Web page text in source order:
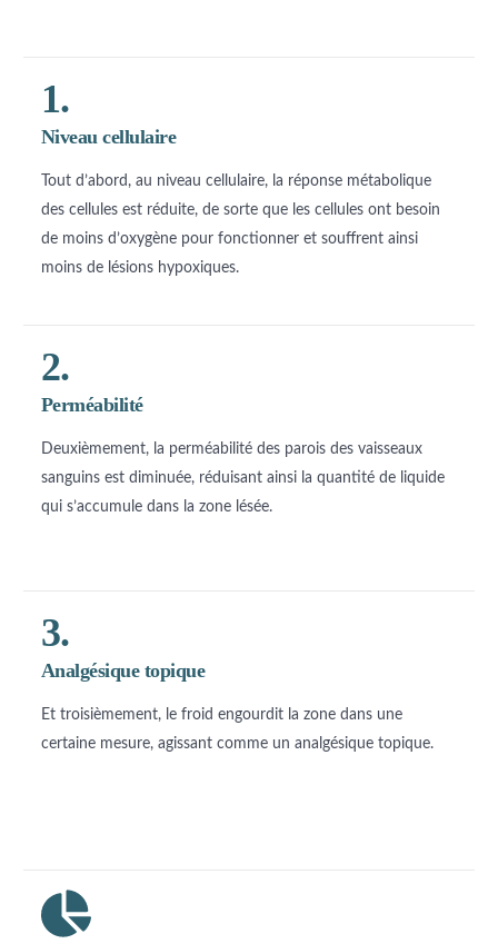
1.
Niveau cellulaire
Tout d’abord, au niveau cellulaire, la réponse métabolique
des cellules est réduite, de sorte que les cellules ont besoin
de moins d’oxygène pour fonctionner et souffrent ainsi
moins de lésions hypoxiques.
2.
Perméabilité
Deuxièmement, la perméabilité des parois des vaisseaux
sanguins est diminuée, réduisant ainsi la quantité de liquide
qui s’accumule dans la zone lésée.
3.
Analgésique topique
Et troisièmement, le froid engourdit la zone dans une
certaine mesure, agissant comme un analgésique topique.